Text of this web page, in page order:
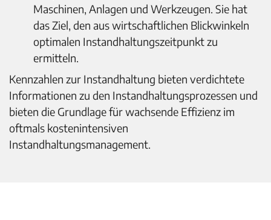
Maschinen, Anlagen und Werkzeugen. Sie hat
das Ziel, den aus wirtschaftlichen Blickwinkeln
optimalen Instandhaltungszeitpunkt zu
ermitteln.
Kennzahlen zur Instandhaltung bieten verdichtete
Informationen zu den Instandhaltungsprozessen und
bieten die Grundlage für wachsende Effizienz im
oftmals kostenintensiven
Instandhaltungsmanagement.